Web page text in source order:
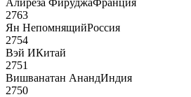
Алиреза ФируджаФранция
2763
Ян НепомнящийРоссия
2754
Вэй ИКитай
2751
Вишванатан АнандИндия
2750